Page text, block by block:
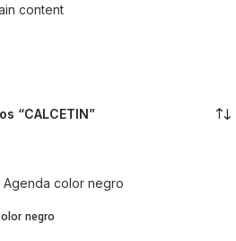
content
“CALCETIN”
negro